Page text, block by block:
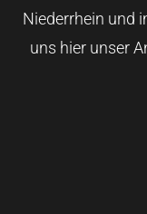
Niederrhein und
uns hier unser